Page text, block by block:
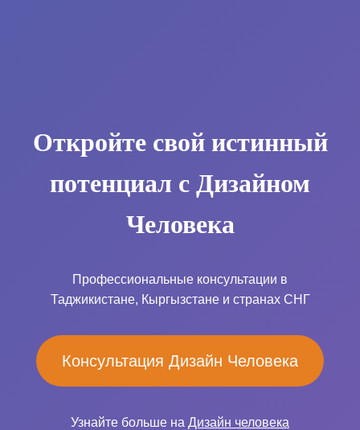
Откройте свой истинный
потенциал с Дизайном
Человека
Профессиональные консультации в
Таджикистане, Кыргызстане и странах СНГ
Консультация Дизайн Человека
Узнайте больше на Дизайн человека